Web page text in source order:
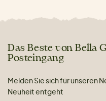
Das Beste von Bella
Posteingang
Melden Sie sich für unseren
Neuheit entgeht